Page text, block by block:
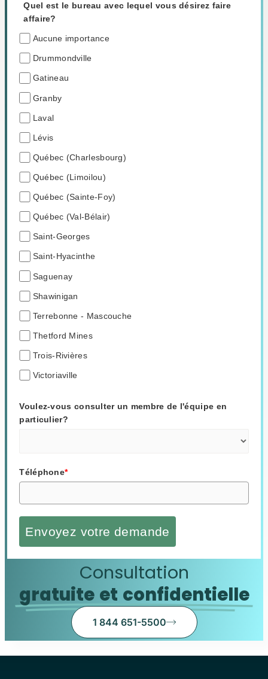
Quel est le bureau avec lequel vous désirez faire
affaire?
Aucune importance
Drummondville
Gatineau
Granby
Laval
Lévis
Québec (Charlesbourg)
Québec (Limoilou)
Québec (Sainte-Foy)
Québec (Val-Bélair)
Saint-Georges
Saint-Hyacinthe
Saguenay
Shawinigan
Terrebonne - Mascouche
Thetford Mines
Trois-Rivières
Victoriaville
Voulez-vous consulter un membre de l'équipe en
particulier?
Téléphone*
Envoyez votre demande
Consultation
gratuite et confidentielle
1 844 651-5500